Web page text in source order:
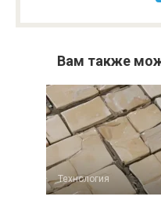
Вам также
Технология